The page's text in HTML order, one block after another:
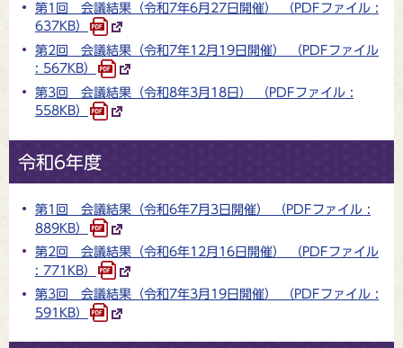
第1回 会議結果（令和7年6月27日開催） （PDFファイル :
637KB）
第2回 会議結果（令和7年12月19日開催） （PDFファイル
: 567KB）
第3回 会議結果（令和8年3月18日） （PDFファイル :
558KB）
令和6年度
第1回 会議結果（令和6年7月3日開催） （PDFファイル :
889KB）
第2回 会議結果（令和6年12月16日開催） （PDFファイル
: 771KB）
第3回 会議結果（令和7年3月19日開催） （PDFファイル :
591KB）